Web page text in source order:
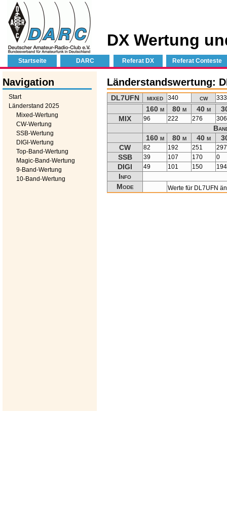
DX Wertung
Startseite DARC Referat DX Referat Conteste
Navigation
Start
Länderstand 2025
Mixed-Wertung
CW-Wertung
SSB-Wertung
DIGI-Wertung
Top-Band-Wertung
Magic-Band-Wertung
9-Band-Wertung
10-Band-Wertung
Länderstandswertung:
DL7UFN mixed 340 cw 333
160 m 80 m 40 m
MIX
96 222 276 306
160 m
80 m 40 m
CW
82 192 251 297
SSB 39 107 170 0
DIGI 49 101 150 194
Info
Mode
Werte für DL7UFN